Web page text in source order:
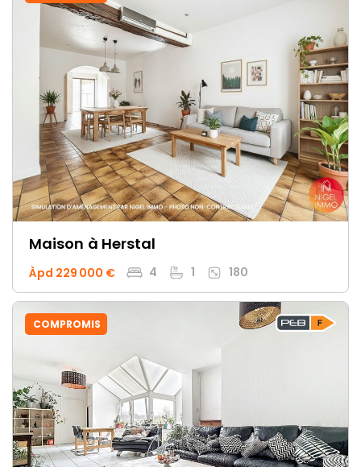
Maison à Herstal
Àpd 229 000 € 4 1 180
COMPROMIS